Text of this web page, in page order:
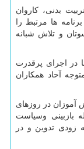
بدنی، کاروان
ها مرتبط را
و تلاش شبانه
در اجرای پرقدرت
آحاد همکاران
در روزهای
بازبینی وسیاست
تدوین و در